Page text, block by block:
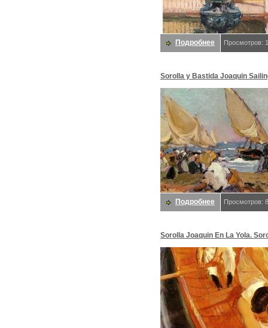
Подробнее Просмотров:
Sorolla y Bastida Joaquin
Vessels on a Breezy Day
Sorolla Y Bastida Хоакин
Подробнее Просмотров:
Sorolla Joaquin En La Yola.
Bastida Хоакин